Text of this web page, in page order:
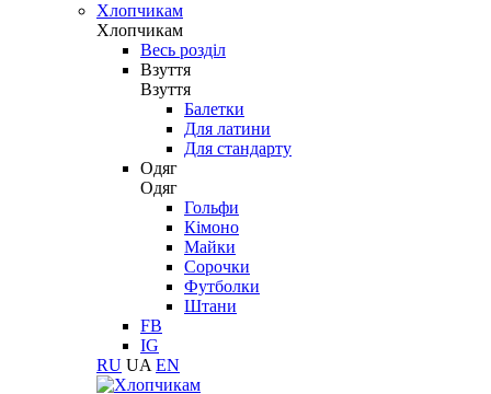
Хлопчикам
Хлопчикам
Весь розділ
Взуття
Взуття
Балетки
Для латини
Для стандарту
Одяг
Одяг
Гольфи
Кімоно
Майки
Сорочки
Футболки
Штани
FB
IG
RU UA EN